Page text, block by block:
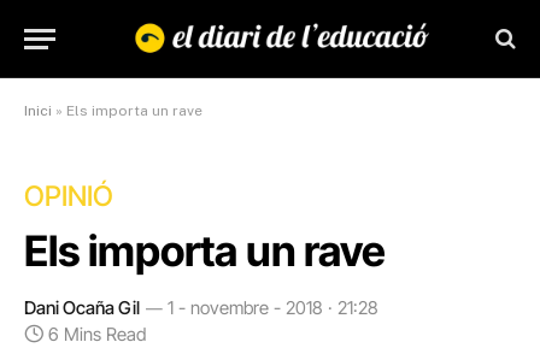
Inici » Els importa un rave
OPINIÓ
Els importa un rave
Dani Ocaña Gil
1 - novembre - 2018 · 21:28
6 Mins Read